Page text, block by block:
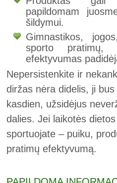
papildomam
šildymui.
Gimnastikos,
sporto pratimų,
efektyvumas
Nepersistenkite ir
diržas nėra didelis, ji
kasdien, užsidėjus
dalies. Jei laikotės
sportuojate – puiku,
pratimų efektyvumą.